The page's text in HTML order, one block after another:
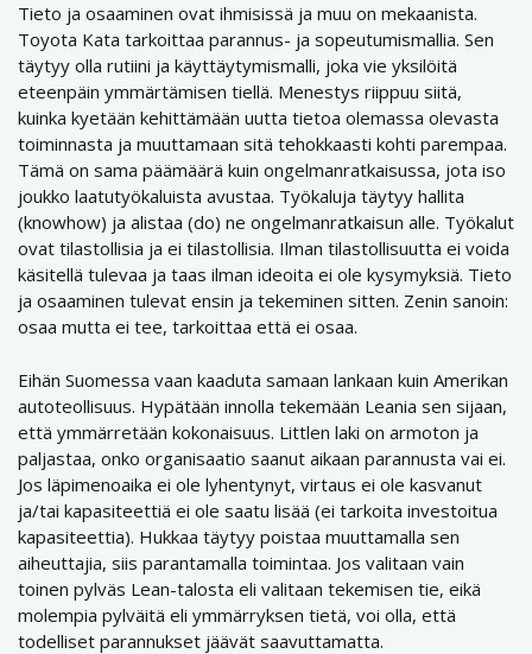
Tieto ja osaaminen ovat ihmisissä ja muu on mekaanista.
Toyota Kata tarkoittaa parannus- ja sopeutumismallia. Sen
täytyy olla rutiini ja käyttäytymismalli, joka vie yksilöitä
eteenpäin ymmärtämisen tiellä. Menestys riippuu siitä,
kuinka kyetään kehittämään uutta tietoa olemassa olevasta
toiminnasta ja muuttamaan sitä tehokkaasti kohti parempaa.
Tämä on sama päämäärä kuin ongelmanratkaisussa, jota iso
joukko laatutyökaluista avustaa. Työkaluja täytyy hallita
(knowhow) ja alistaa (do) ne ongelmanratkaisun alle. Työkalut
ovat tilastollisia ja ei tilastollisia. Ilman tilastollisuutta ei voida
käsitellä tulevaa ja taas ilman ideoita ei ole kysymyksiä. Tieto
ja osaaminen tulevat ensin ja tekeminen sitten. Zenin sanoin:
osaa mutta ei tee, tarkoittaa että ei osaa.
Eihän Suomessa vaan kaaduta samaan lankaan kuin Amerikan
autoteollisuus. Hypätään innolla tekemään Leania sen sijaan,
että ymmärretään kokonaisuus. Littlen laki on armoton ja
paljastaa, onko organisaatio saanut aikaan parannusta vai ei.
Jos läpimenoaika ei ole lyhentynyt, virtaus ei ole kasvanut
ja/tai kapasiteettiä ei ole saatu lisää (ei tarkoita investoitua
kapasiteettia). Hukkaa täytyy poistaa muuttamalla sen
aiheuttajia, siis parantamalla toimintaa. Jos valitaan vain
toinen pylväs Lean-talosta eli valitaan tekemisen tie, eikä
molempia pylväitä eli ymmärryksen tietä, voi olla, että
todelliset parannukset jäävät saavuttamatta.